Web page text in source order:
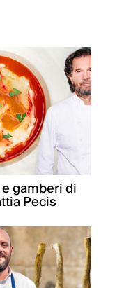
gamberi di
Pecis